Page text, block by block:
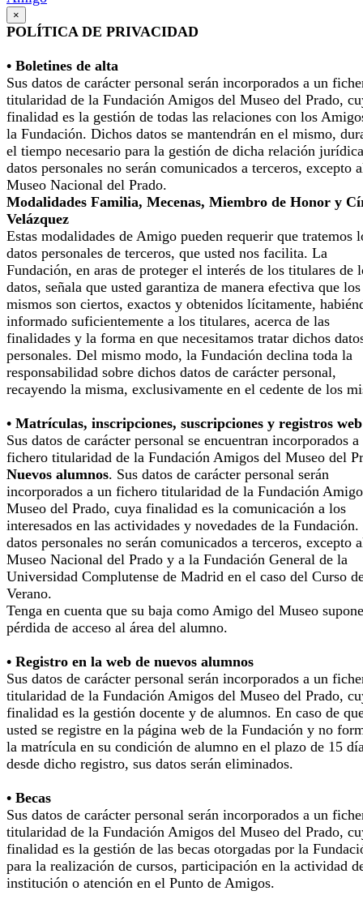
×
POLÍTICA DE PRIVACIDAD
• Boletines de alta
Sus datos de carácter personal serán incorporados a un
titularidad de la Fundación Amigos del Museo del Prado,
finalidad es la gestión de todas las relaciones con los
la Fundación. Dichos datos se mantendrán en el mismo,
el tiempo necesario para la gestión de dicha relación
datos personales no serán comunicados a terceros, excepto
Museo Nacional del Prado.
Modalidades Familia, Mecenas, Miembro de Honor y
Velázquez
Estas modalidades de Amigo pueden requerir que tratemos
datos personales de terceros, que usted nos facilita. La
Fundación, en aras de proteger el interés de los titulares de
datos, señala que usted garantiza de manera efectiva que los
mismos son ciertos, exactos y obtenidos lícitamente,
informado suficientemente a los titulares, acerca de las
finalidades y la forma en que necesitamos tratar dichos
personales. Del mismo modo, la Fundación declina toda la
responsabilidad sobre dichos datos de carácter personal,
recayendo la misma, exclusivamente en el cedente de los
• Matrículas, inscripciones, suscripciones y registros web
Sus datos de carácter personal se encuentran incorporados a
fichero titularidad de la Fundación Amigos del Museo del
Nuevos alumnos. Sus datos de carácter personal serán
incorporados a un fichero titularidad de la Fundación
Museo del Prado, cuya finalidad es la comunicación a los
interesados en las actividades y novedades de la Fundación.
datos personales no serán comunicados a terceros, excepto
Museo Nacional del Prado y a la Fundación General de la
Universidad Complutense de Madrid en el caso del Curso
Verano.
Tenga en cuenta que su baja como Amigo del Museo
pérdida de acceso al área del alumno.
• Registro en la web de nuevos alumnos
Sus datos de carácter personal serán incorporados a un
titularidad de la Fundación Amigos del Museo del Prado,
finalidad es la gestión docente y de alumnos. En caso de
usted se registre en la página web de la Fundación y no
la matrícula en su condición de alumno en el plazo de 15
desde dicho registro, sus datos serán eliminados.
• Becas
Sus datos de carácter personal serán incorporados a un
titularidad de la Fundación Amigos del Museo del Prado,
finalidad es la gestión de las becas otorgadas por la
para la realización de cursos, participación en la actividad
institución o atención en el Punto de Amigos.